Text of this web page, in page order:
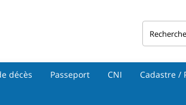
décès Passeport CNI Cadastre /